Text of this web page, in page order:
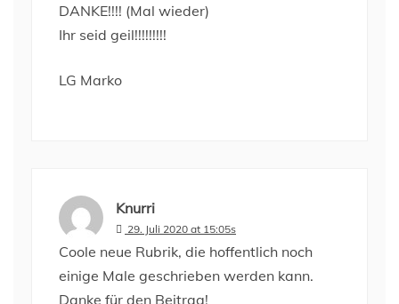
DANKE!!!! (Mal wieder)
Ihr seid geil!!!!!!!!!
LG Marko
Knurri
29. Juli 2020 at 15:05s
Coole neue Rubrik, die hoffentlich noch
einige Male geschrieben werden kann.
Danke für den Beitrag!